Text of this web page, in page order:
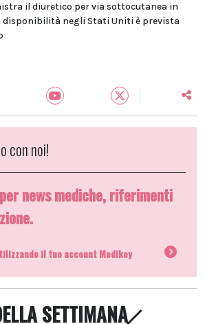
il diuretico per via sottocutanea in
disponibilità negli Stati Uniti è prevista
con noi!
news mediche, riferimenti
il tuo account Medikey
SETTIMANA